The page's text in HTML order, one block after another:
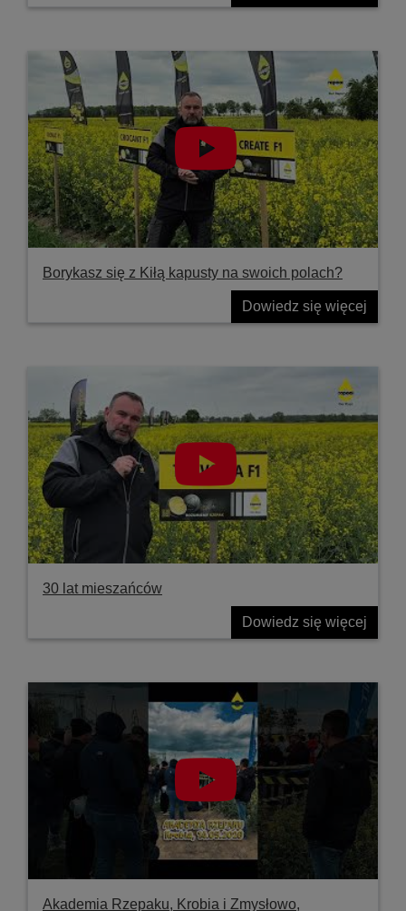
Borykasz się z Kiłą kapusty na swoich polach?
Dowiedz się więcej
30 lat mieszańców
Dowiedz się więcej
Akademia Rzepaku, Krobia i Zmysłowo,